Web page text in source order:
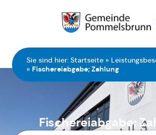
Sie sind hier: Startseite »
» Fischereiabgabe; Zahlung
Fischereiabgabe;